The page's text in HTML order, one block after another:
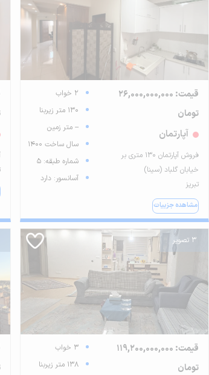
قیمت: 26,000,000,000
تومان
آپارتمان
فروش آپارتمان ۱۳۰ متری بر
خیابان گلباد (سینا)
تبریز
مشاهده جزییات
2 خواب
130 متر زیربنا
-- متر زمین
سال ساخت 1400
شماره طبقه: 5
آسانسور: دارد
3 تصویر
قیمت: 119,200,000,000
تومان
3 خواب
138 متر زیربنا